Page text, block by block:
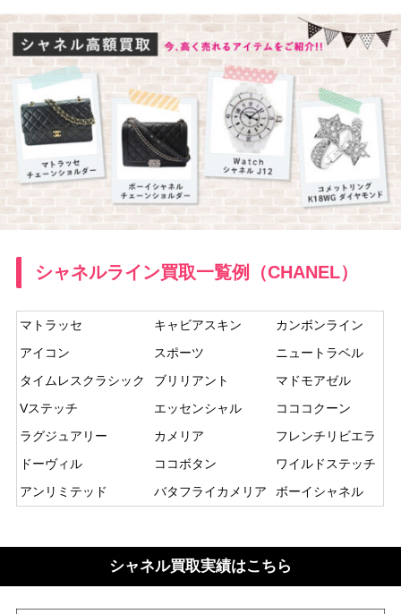
シャネルライン買取一覧例（CHANEL）
マトラッセ キャビアスキン
カンボンライン
アイコン
スポーツ
ニュートラベル
タイムレスクラシック
ブリリアント
マドモアゼル
Vステッチ
エッセンシャル
コココクーン
ラグジュアリー
カメリア
フレンチリビエラ
ドーヴィル
ココボタン
ワイルドステッチ
アンリミテッド
バタフライカメリア ボーイシャネル
シャネル買取実績はこちら